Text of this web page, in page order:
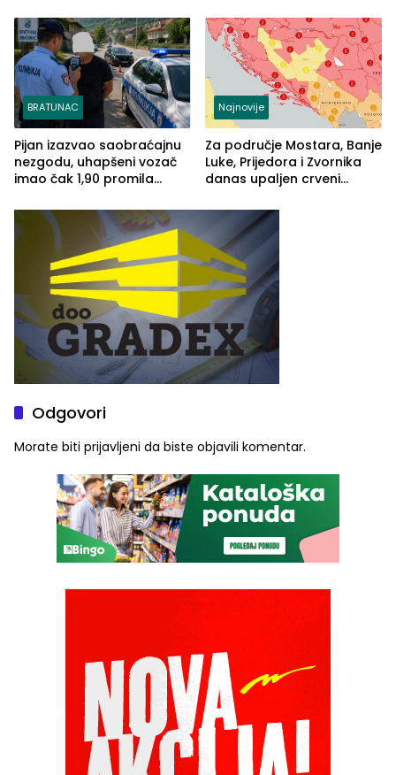
BRATUNAC
Pijan izazvao saobraćajnu
nezgodu, uhapšeni vozač
imao čak 1,90 promila
Najnovije
Za područje Mostara, Banje
Luke, Prijedora i Zvornika
danas upaljen crveni
Odgovori
Morate biti prijavljeni da biste objavili komentar.